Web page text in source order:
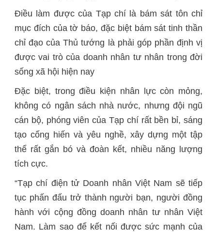
Điều làm được của Tạp chí là bám sát tôn chỉ
mục đích của tờ báo, đặc biệt bám sát tinh thần
chỉ đạo của Thủ tướng là phải góp phần định vị
được vai trò của doanh nhân tư nhân trong đời
sống xã hội hiện nay
Đặc biệt, trong điều kiện nhân lực còn mỏng,
không có ngân sách nhà nước, nhưng đội ngũ
cán bộ, phóng viên của Tạp chí rất bền bỉ, sáng
tạo cống hiến và yêu nghề, xây dựng một tập
thể rất gắn bó và đoàn kết, nhiều năng lượng
tích cực.
“Tạp chí điện tử Doanh nhân Việt Nam sẽ tiếp
tục phấn đấu trở thành người bạn, người đồng
hành với cộng đồng doanh nhân tư nhân Việt
Nam. Làm sao để kết nối được sức mạnh của